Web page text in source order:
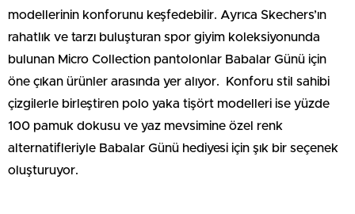
modellerinin konforunu keşfedebilir. Ayrıca Skechers’ın
rahatlık ve tarzı buluşturan spor giyim koleksiyonunda
bulunan Micro Collection pantolonlar Babalar Günü için
öne çıkan ürünler arasında yer alıyor. Konforu stil sahibi
çizgilerle birleştiren polo yaka tişört modelleri ise yüzde
100 pamuk dokusu ve yaz mevsimine özel renk
alternatifleriyle Babalar Günü hediyesi için şık bir seçenek
oluşturuyor.